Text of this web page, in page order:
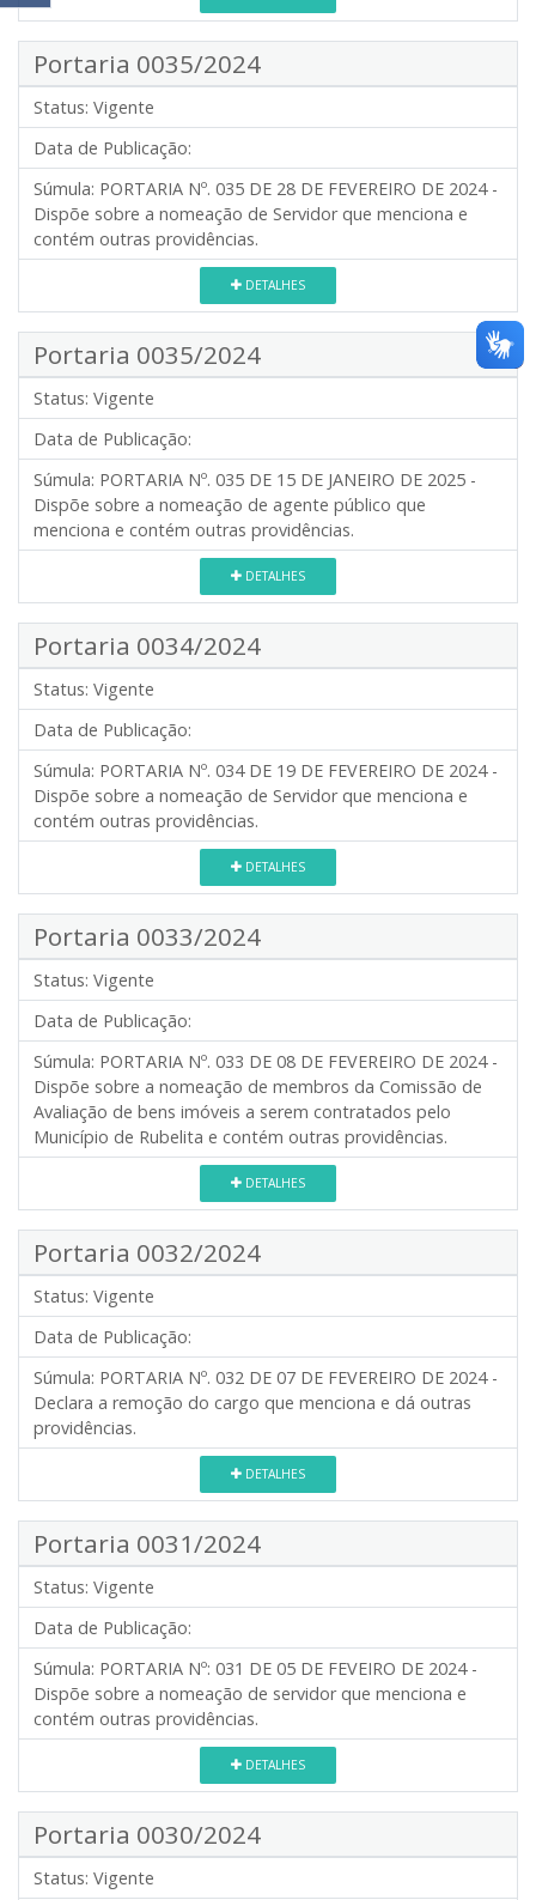
Portaria 0035/2024
Status: Vigente
Data de Publicação:
Súmula: PORTARIA Nº. 035 DE 28 DE FEVEREIRO DE 2024 -
Dispõe sobre a nomeação de Servidor que menciona e
contém outras providências.
DETALHES
Portaria 0035/2024
Status: Vigente
Data de Publicação:
Súmula: PORTARIA Nº. 035 DE 15 DE JANEIRO DE 2025 -
Dispõe sobre a nomeação de agente público que
menciona e contém outras providências.
DETALHES
Portaria 0034/2024
Status: Vigente
Data de Publicação:
Súmula: PORTARIA Nº. 034 DE 19 DE FEVEREIRO DE 2024 -
Dispõe sobre a nomeação de Servidor que menciona e
contém outras providências.
DETALHES
Portaria 0033/2024
Status: Vigente
Data de Publicação:
Súmula: PORTARIA Nº. 033 DE 08 DE FEVEREIRO DE 2024 -
Dispõe sobre a nomeação de membros da Comissão de
Avaliação de bens imóveis a serem contratados pelo
Município de Rubelita e contém outras providências.
DETALHES
Portaria 0032/2024
Status: Vigente
Data de Publicação:
Súmula: PORTARIA Nº. 032 DE 07 DE FEVEREIRO DE 2024 -
Declara a remoção do cargo que menciona e dá outras
providências.
DETALHES
Portaria 0031/2024
Status: Vigente
Data de Publicação:
Súmula: PORTARIA Nº: 031 DE 05 DE FEVEIRO DE 2024 -
Dispõe sobre a nomeação de servidor que menciona e
contém outras providências.
DETALHES
Portaria 0030/2024
Status: Vigente